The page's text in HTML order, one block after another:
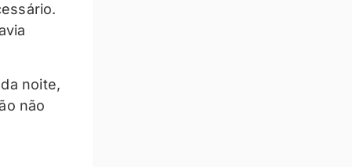
noite,
não